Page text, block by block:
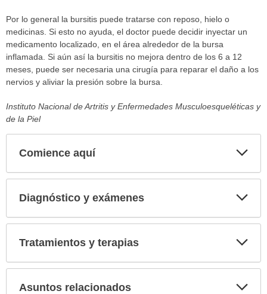
Por lo general la bursitis puede tratarse con reposo, hielo o
medicinas. Si esto no ayuda, el doctor puede decidir inyectar un
medicamento localizado, en el área alrededor de la bursa
inflamada. Si aún así la bursitis no mejora dentro de los 6 a 12
meses, puede ser necesaria una cirugía para reparar el daño a los
nervios y aliviar la presión sobre la bursa.
Instituto Nacional de Artritis y Enfermedades Musculoesqueléticas y
de la Piel
Comience aquí
Diagnóstico y exámenes
Tratamientos y terapias
Asuntos relacionados